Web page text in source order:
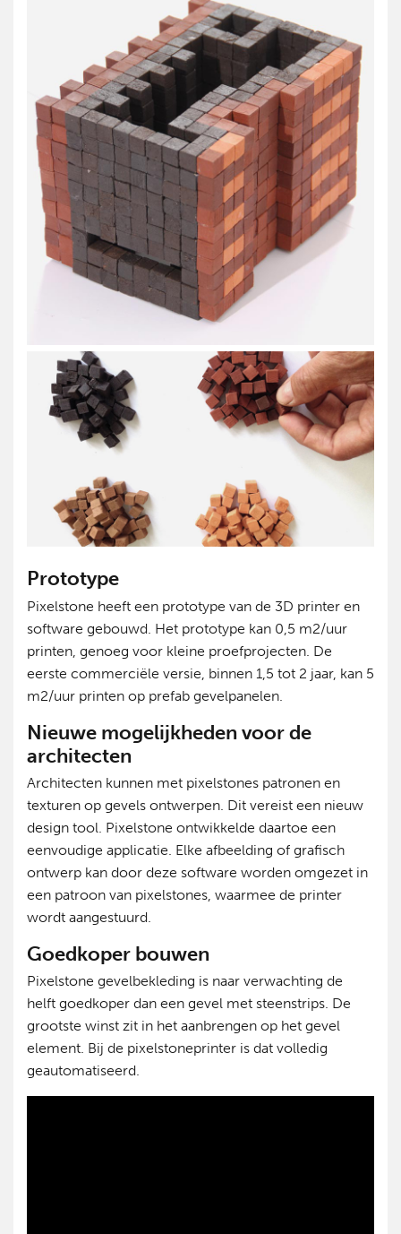
Prototype
Pixelstone heeft een prototype van de 3D printer en
software gebouwd. Het prototype kan 0,5 m2/uur
printen, genoeg voor kleine proefprojecten. De
eerste commerciële versie, binnen 1,5 tot 2 jaar, kan 5
m2/uur printen op prefab gevelpanelen.
Nieuwe mogelijkheden voor de
architecten
Architecten kunnen met pixelstones patronen en
texturen op gevels ontwerpen. Dit vereist een nieuw
design tool. Pixelstone ontwikkelde daartoe een
eenvoudige applicatie. Elke afbeelding of grafisch
ontwerp kan door deze software worden omgezet in
een patroon van pixelstones, waarmee de printer
wordt aangestuurd.
Goedkoper bouwen
Pixelstone gevelbekleding is naar verwachting de
helft goedkoper dan een gevel met steenstrips. De
grootste winst zit in het aanbrengen op het gevel
element. Bij de pixelstoneprinter is dat volledig
geautomatiseerd.